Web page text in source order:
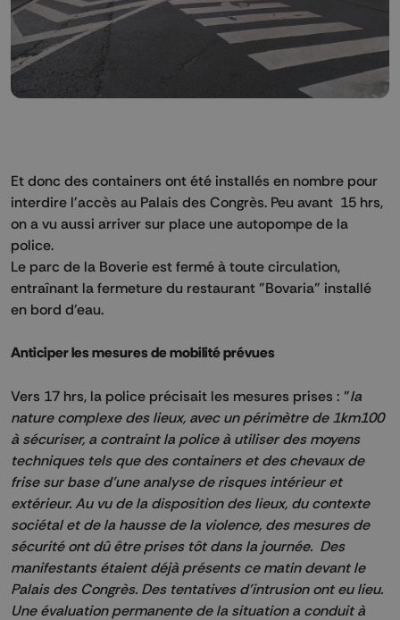
Et donc des containers ont été installés en nombre pour
interdire l'accès au Palais des Congrès. Peu avant 15 hrs,
on a vu aussi arriver sur place une autopompe de la
police.
Le parc de la Boverie est fermé à toute circulation,
entraînant la fermeture du restaurant "Bovaria" installé
en bord d'eau.
Anticiper les mesures de mobilité prévues
Vers 17 hrs, la police précisait les mesures prises : "la
nature complexe des lieux, avec un périmètre de 1km100
à sécuriser, a contraint la police à utiliser des moyens
techniques tels que des containers et des chevaux de
frise sur base d’une analyse de risques intérieur et
extérieur. Au vu de la disposition des lieux, du contexte
sociétal et de la hausse de la violence, des mesures de
sécurité ont dû être prises tôt dans la journée. Des
manifestants étaient déjà présents ce matin devant le
Palais des Congrès. Des tentatives d’intrusion ont eu lieu.
Une évaluation permanente de la situation a conduit à